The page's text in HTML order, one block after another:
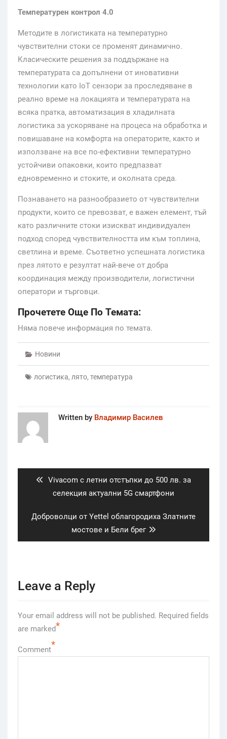
Температурен контрол 4.0
Методите в логистиката на температурно
чувствителни стоки се променят динамично.
Класическите решения за поддържане на
температурата са допълнени от иновативни
технологии като IoT сензори за проследяване в
реално време на локацията и температурата на
всяка пратка, автоматизация в хладилната
логистика за ускоряване на процеса на обработка и
повишаване на комфорта на операторите, както и
използване на все по-ефективни температурно
устойчиви опаковки, които предпазват
едновременно и стоките, и околната среда.
Познаването на разнообразието от чувствителни
продукти, които се превозват, е важен елемент, тъй
като различните стоки изискват индивидуален
подход според чувствителността им към топлина,
светлина и време. Съответно успешната логистика
през лятото е резултат най-вече от добра
координация между производители, логистични
оператори и търговци.
Прочетете Още По Темата:
Няма повече информация по темата.
Новини
логистика, лято, температура
Written by Владимир Василев
Previous
post:
Vivacom с летни отстъпки до 500 лв. за
селекция актуални 5G смартфони
Next
Доброволци от Yettel облагородиха Златните
мостове и Бели брег
Leave a Reply
Your email address will not be published. Required fields
are marked*
Comment*